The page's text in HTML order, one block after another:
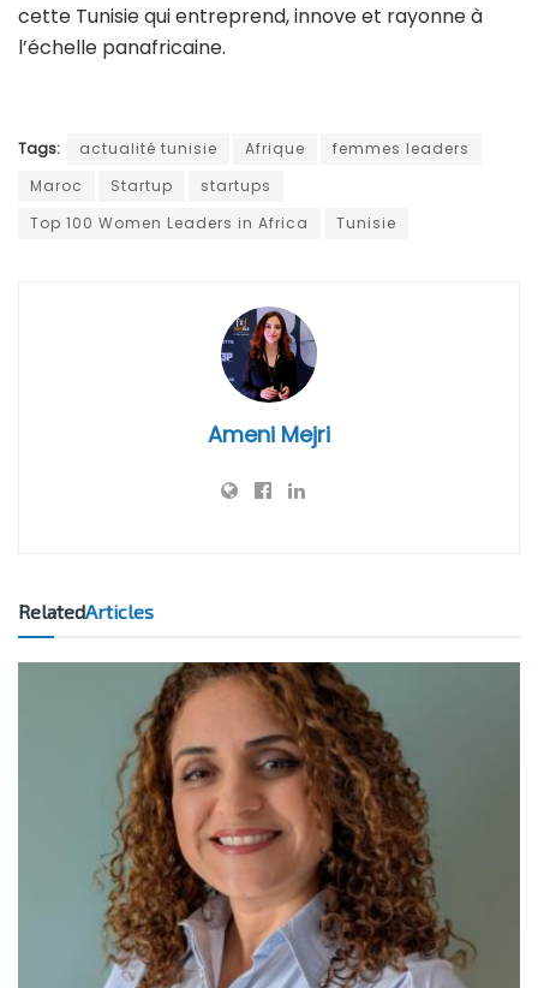
cette Tunisie qui entreprend, innove et rayonne à
l’échelle panafricaine.
Tags: actualité tunisie Afrique
femmes leaders
Maroc
Startup
startups
Top 100 Women Leaders in Africa
Tunisie
Ameni Mejri
RelatedArticles